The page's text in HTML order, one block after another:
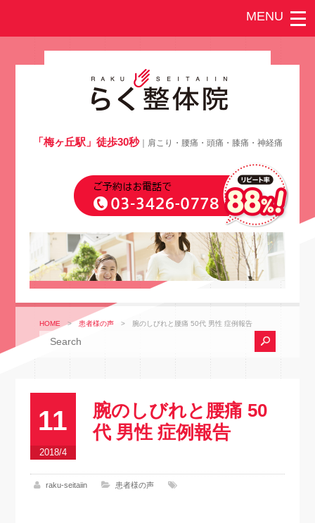
「梅ヶ丘駅」徒歩30秒｜肩こり・腰痛・頭痛・膝痛・神経痛
HOME > 患者様の声 > 腕のしびれと腰痛 50代 男性 症例報告
11
2018/4
腕のしびれと腰痛 50
代 男性 症例報告
raku-seitaiin 患者様の声